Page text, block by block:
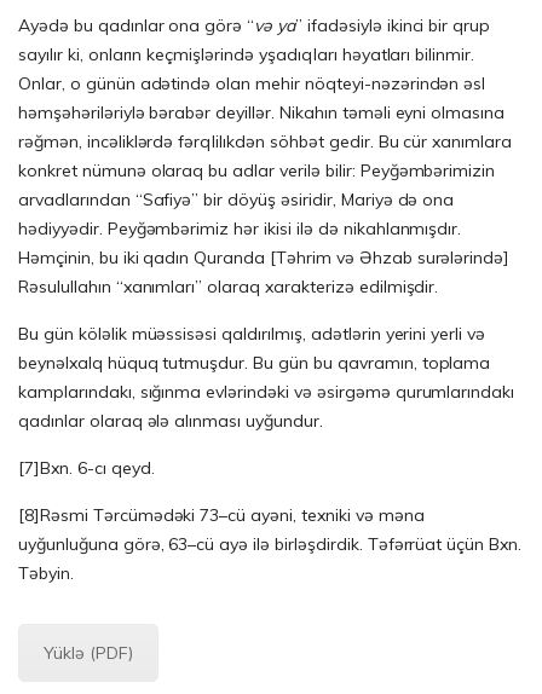
Ayədə bu qadınlar ona görə “və ya” ifadəsiylə ikinci bir qrup
sayılır ki, onların keçmişlərində yşadıqları həyatları bilinmir.
Onlar, o günün adətində olan mehir nöqteyi-nəzərindən əsl
həmşəhəriləriylə bərabər deyillər. Nikahın təməli eyni olmasına
rəğmən, incəliklərdə fərqlilıkdən söhbət gedir. Bu cür xanımlara
konkret nümunə olaraq bu adlar verilə bilir: Peyğəmbərimizin
arvadlarından “Safiyə” bir döyüş əsiridir, Mariyə də ona
hədiyyədir. Peyğəmbərimiz hər ikisi ilə də nikahlanmışdır.
Həmçinin, bu iki qadın Quranda [Təhrim və Əhzab surələrində]
Rəsulullahın “xanımları” olaraq xarakterizə edilmişdir.
Bu gün köləlik müəssisəsi qaldırılmış, adətlərin yerini yerli və
beynəlxalq hüquq tutmuşdur. Bu gün bu qavramın, toplama
kamplarındakı, sığınma evlərindəki və əsirgəmə qurumlarındakı
qadınlar olaraq ələ alınması uyğundur.
[7]Bxn. 6-cı qeyd.
[8]Rəsmi Tərcümədəki 73–cü ayəni, texniki və məna
uyğunluğuna görə, 63–cü ayə ilə birləşdirdik. Təfərrüat üçün Bxn.
Təbyin.
Yüklə (PDF)